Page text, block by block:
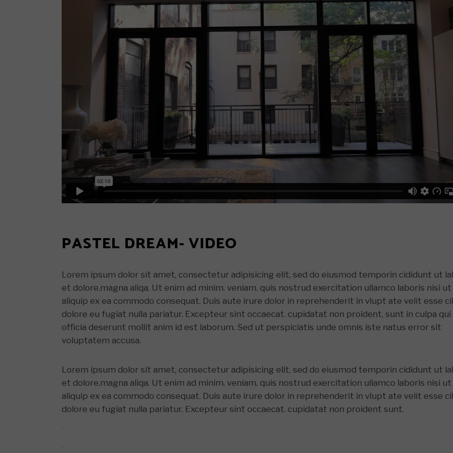
PASTEL DREAM- VIDEO
Lorem ipsum dolor sit amet, consectetur adipisicing elit, sed do eiusmod temporin cididunt ut
et dolore.magna aliqa. Ut enim ad minim. veniam. quis nostrud exercitation ullamco laboris nisi ut
aliquip ex ea commodo consequat. Duis aute irure dolor in reprehenderit in vlupt ate velit esse
dolore eu fugiat nulla pariatur. Excepteur sint occaecat. cupidatat non proident, sunt in culpa qui
officia deserunt mollit anim id est laborum. Sed ut perspiciatis unde omnis iste natus error sit
voluptatem accusa.
Lorem ipsum dolor sit amet, consectetur adipisicing elit, sed do eiusmod temporin cididunt ut
et dolore.magna aliqa. Ut enim ad minim. veniam. quis nostrud exercitation ullamco laboris nisi ut
aliquip ex ea commodo consequat. Duis aute irure dolor in reprehenderit in vlupt ate velit esse
dolore eu fugiat nulla pariatur. Excepteur sint occaecat. cupidatat non proident sunt.